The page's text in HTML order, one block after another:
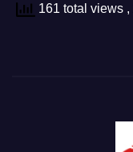
161 total views ,